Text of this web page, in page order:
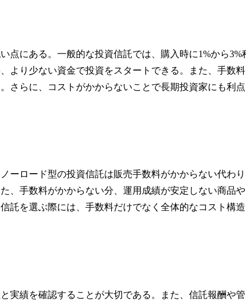
点にある。一般的な投資信託では、購入時に1%から3%
より少ない資金で投資をスタートできる。また、手数料
さらに、コストがかからないことで長期投資家にも利点
ーロード型の投資信託は販売手数料がかからない代わり
、手数料がかからない分、運用成績が安定しない商品や
託を選ぶ際には、手数料だけでなく全体的なコスト構造
実績を確認することが大切である。また、信託報酬や管